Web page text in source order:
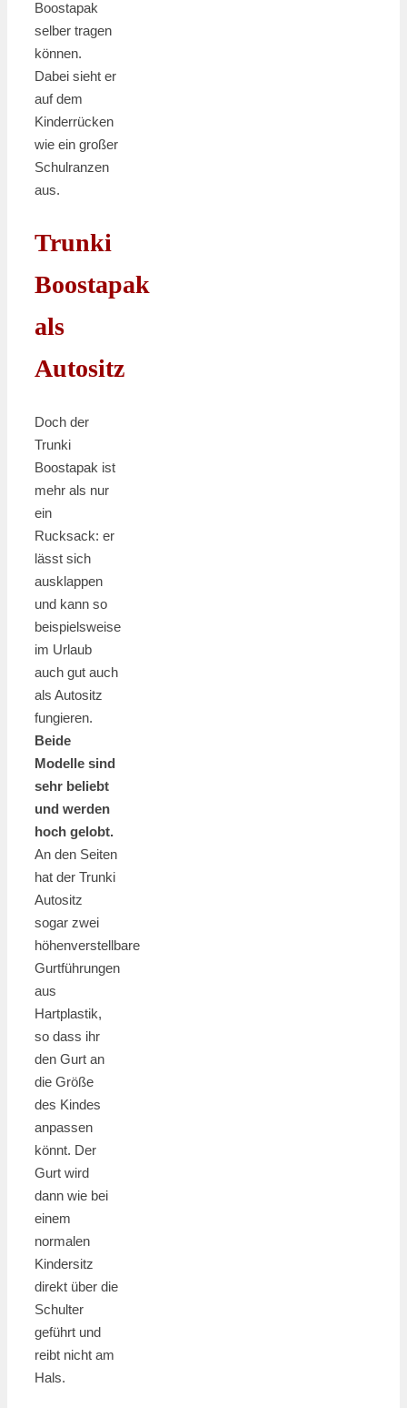
Boostapak
selber tragen
können.
Dabei sieht er
auf dem
Kinderrücken
wie ein großer
Schulranzen
aus.
Trunki
Boostapak
als
Autositz
Doch der
Trunki
Boostapak ist
mehr als nur
ein
Rucksack: er
lässt sich
ausklappen
und kann so
beispielsweise
im Urlaub
auch gut auch
als Autositz
fungieren.
Beide
Modelle sind
sehr beliebt
und werden
hoch gelobt.
An den Seiten
hat der Trunki
Autositz
sogar zwei
höhenverstellbare
Gurtführungen
aus
Hartplastik,
so dass ihr
den Gurt an
die Größe
des Kindes
anpassen
könnt. Der
Gurt wird
dann wie bei
einem
normalen
Kindersitz
direkt über die
Schulter
geführt und
reibt nicht am
Hals.